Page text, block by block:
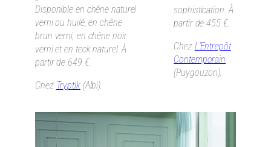
Disponible en chêne naturel
verni ou huilé, en chêne
brun verni, en chêne noir
verni et en teck naturel. À
partir de 649 €.
Chez Tryptik(Albi).
sophistication. À
partir de 455 €.
Chez L’Entrepôt
Contemporain
(Puygouzon).